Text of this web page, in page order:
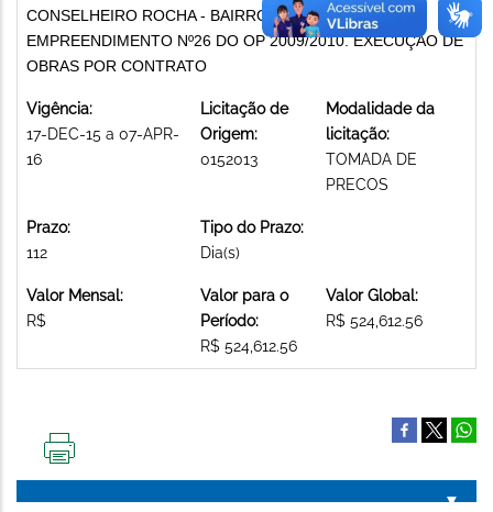
CONSELHEIRO ROCHA - BAIRRO SANTA TEREZA -
EMPREENDIMENTO Nº26 DO OP 2009/2010. EXECUÇÃO DE
OBRAS POR CONTRATO
Vigência:
17-DEC-15 a 07-APR-
16
Licitação de
Origem:
0152013
Modalidade da
licitação:
TOMADA DE
PRECOS
Prazo:
112
Tipo do Prazo:
Dia(s)
Valor Mensal:
R$
Valor para o
Período:
R$ 524,612.56
Valor Global:
R$ 524,612.56
PÁGINA